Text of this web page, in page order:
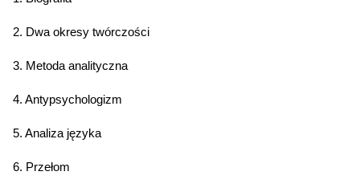
2. Dwa okresy twórczości
3. Metoda analityczna
4. Antypsychologizm
5. Analiza języka
6. Przełom